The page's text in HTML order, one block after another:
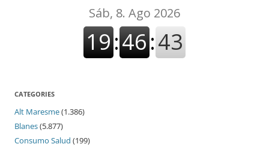
CATEGORIES
Alt Maresme(1.386)
Blanes(5.877)
Consumo Salud (199)